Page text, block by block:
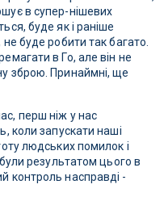
в супер-нішевих
буде як і раніше
буде робити так багато.
в Го, але він не
зброю. Принаймні, ще
перш ніж у нас
коли запускати наші
людських помилок і
були результатом цього в
контроль насправді -